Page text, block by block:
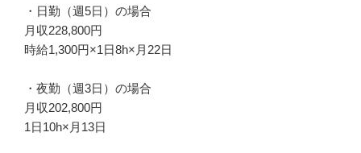
・日勤（週5日）の場合
月収228,800円
時給1,300円×1日8h×月22日
・夜勤（週3日）の場合
月収202,800円
1日10h×月13日